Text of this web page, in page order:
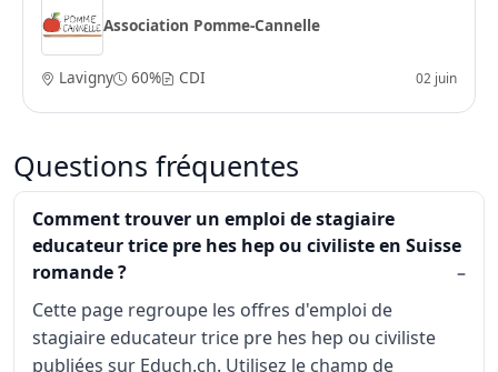
Association Pomme-Cannelle
Lavigny 60% CDI 02 juin
Questions fréquentes
Comment trouver un emploi de stagiaire
educateur trice pre hes hep ou civiliste en Suisse
romande ?
Cette page regroupe les offres d'emploi de
stagiaire educateur trice pre hes hep ou civiliste
publiées sur Educh.ch. Utilisez le champ de